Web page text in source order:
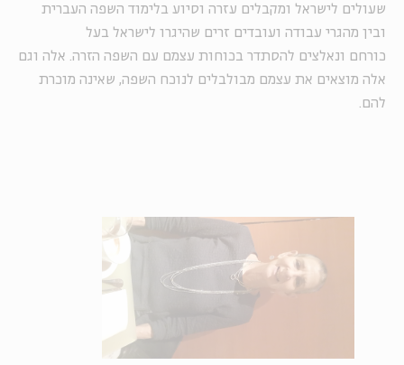
שעולים לישראל ומקבלים עזרה וסיוע בלימוד השפה העברית
ובין מהגרי עבודה ועובדים זרים שהיגרו לישראל בעל
כורחם ונאלצים להסתדר בכוחות עצמם עם השפה הזרה. אלה וגם
אלה מוצאים את עצמם מבולבלים לנוכח השפה, שאינה מוכרת
להם.